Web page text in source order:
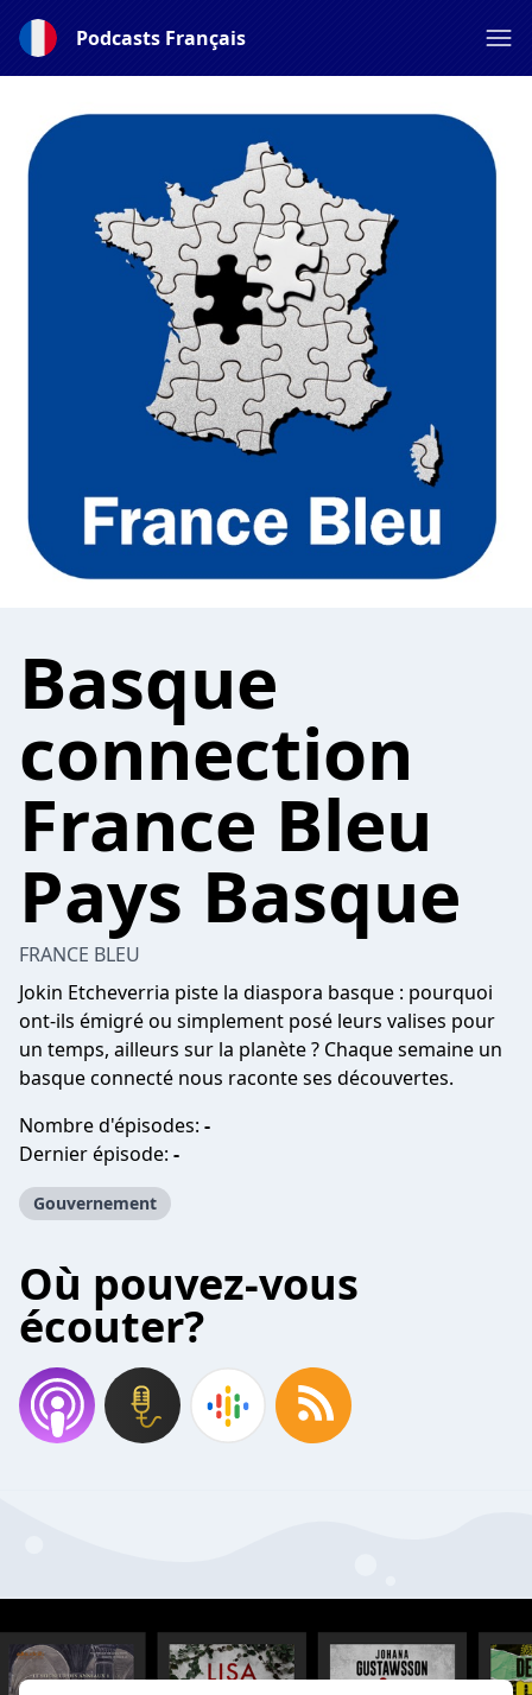
Podcasts Français
Basque
connection
France Bleu
Pays Basque
FRANCE BLEU
Jokin Etcheverria piste la diaspora basque : pourquoi
ont-ils émigré ou simplement posé leurs valises pour
un temps, ailleurs sur la planète ? Chaque semaine un
basque connecté nous raconte ses découvertes.
Nombre d'épisodes: -
Dernier épisode: -
Gouvernement
Où pouvez-vous
écouter?